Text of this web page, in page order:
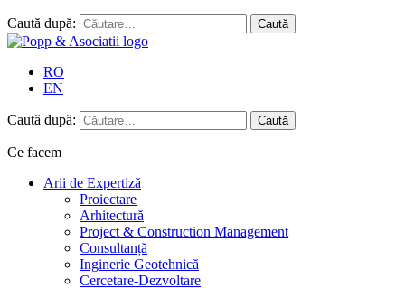
Caută după:
RO
EN
Caută după:
Ce facem
Arii de Expertiză
Proiectare
Arhitectură
Project & Construction Management
Consultanță
Inginerie Geotehnică
Cercetare-Dezvoltare